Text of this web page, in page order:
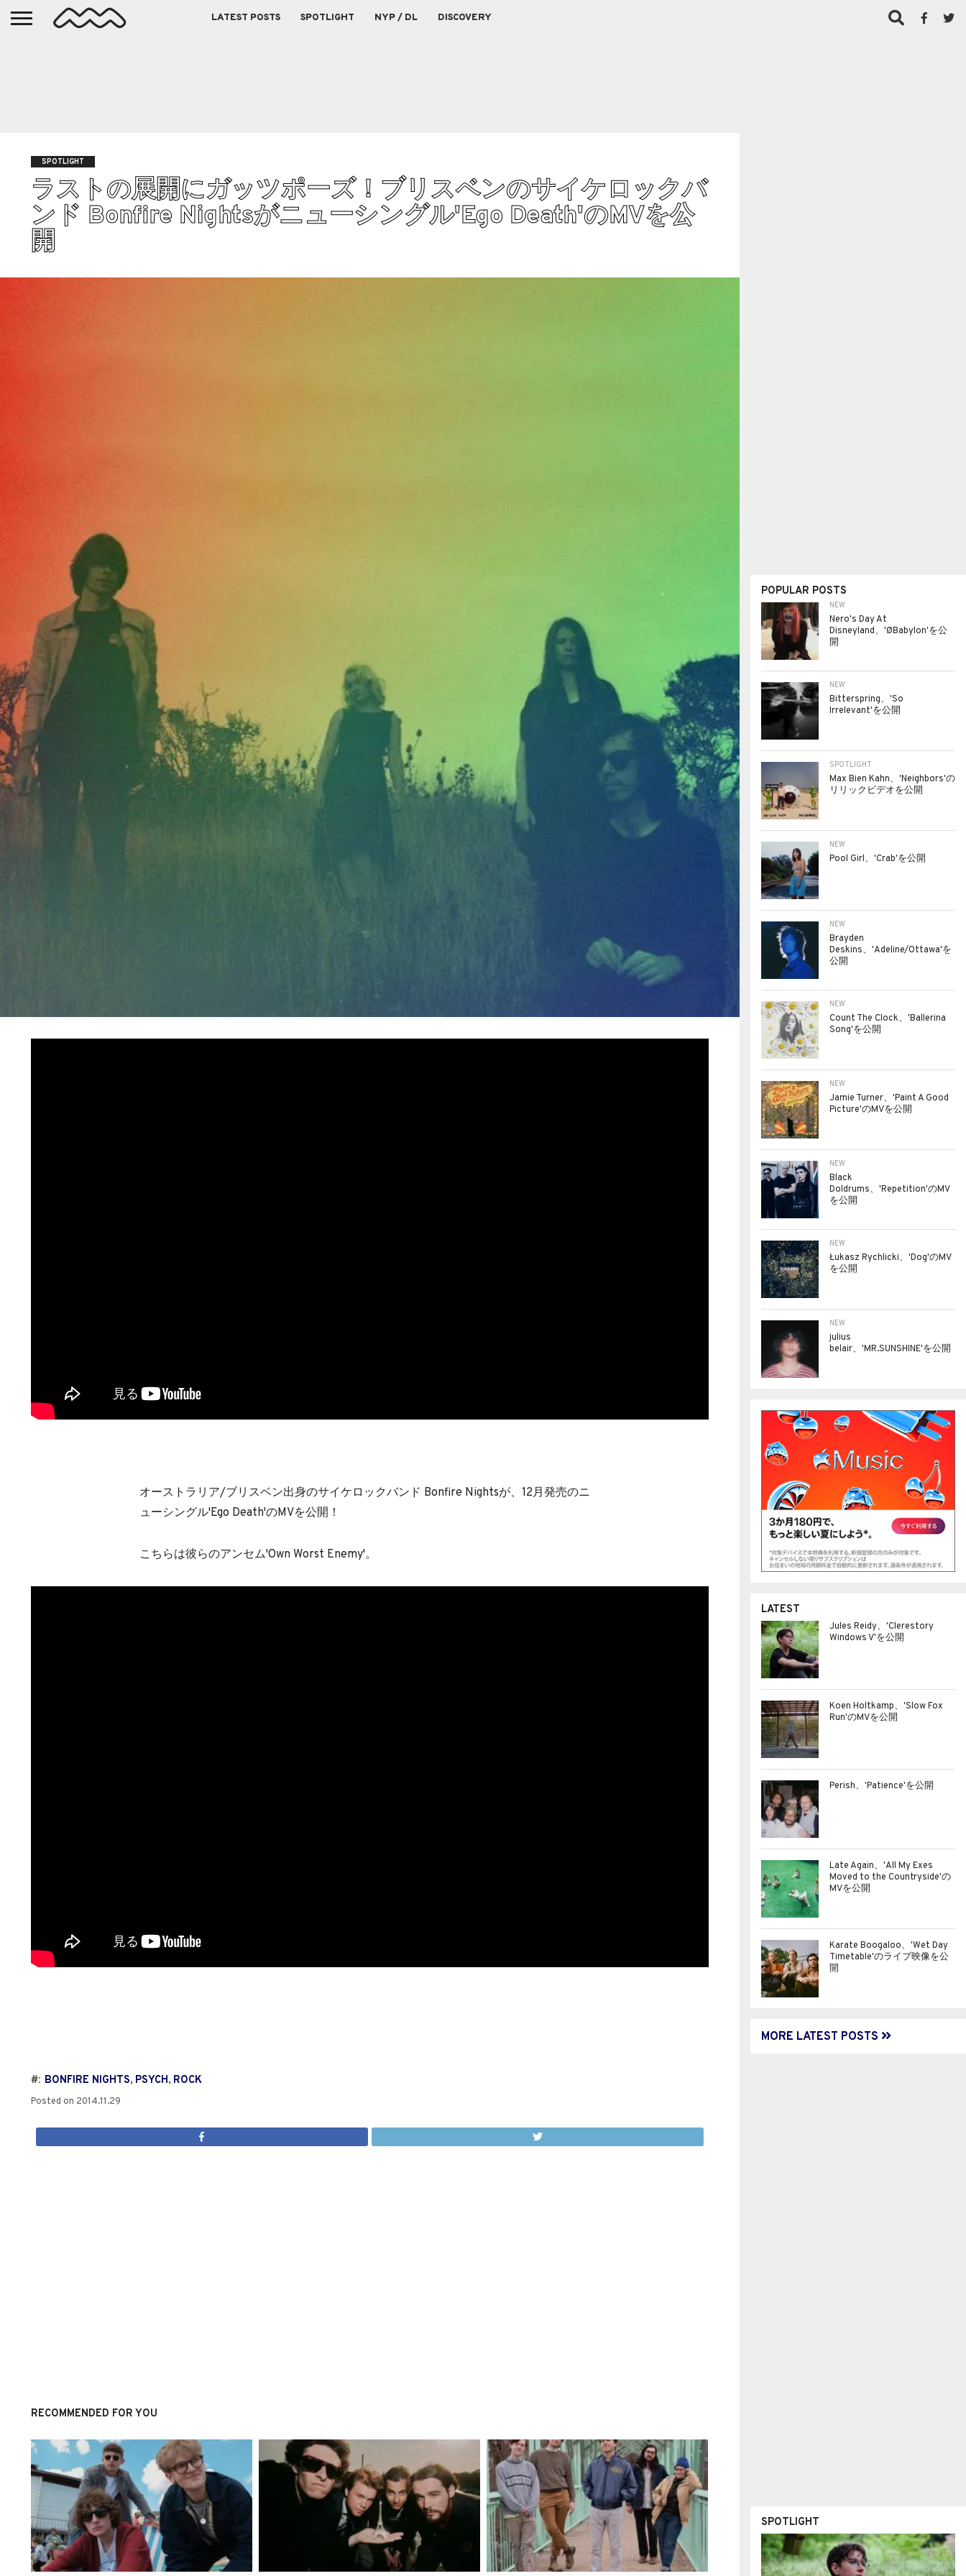
LATEST POSTS SPOTLIGHT NYP / DL DISCOVERY
SPOTLIGHT
ラストの展開にガッツポーズ！ブリスベンのサイケロックバ
ンド Bonfire Nightsがニューシングル'Ego Death'のMVを公
開
オーストラリア/ブリスベン出身のサイケロックバンド Bonfire Nightsが、12月発売のニ
ューシングル'Ego Death'のMVを公開！
こちらは彼らのアンセム'Own Worst Enemy'。
#: BONFIRE NIGHTS, PSYCH, ROCK
Posted on 2014.11.29
RECOMMENDED FOR YOU
POPULAR POSTS
NEW
Nero's Day At
Disneyland、'ØBabylon'を公
開
NEW
Bitterspring、'So
Irrelevant'を公開
SPOTLIGHT
Max Bien Kahn、'Neighbors'の
リリックビデオを公開
NEW
Pool Girl、'Crab'を公開
NEW
Brayden
Deskins、'Adeline/Ottawa'を
公開
NEW
Count The Clock、'Ballerina
Song'を公開
NEW
Jamie Turner、'Paint A Good
Picture'のMVを公開
NEW
Black
Doldrums、'Repetition'のMV
を公開
NEW
Łukasz Rychlicki、'Dog'のMV
を公開
NEW
julius
belair、'MR.SUNSHINE'を公開
LATEST
Jules Reidy、'Clerestory
Windows V'を公開
Koen Holtkamp、'Slow Fox
Run'のMVを公開
Perish、'Patience'を公開
Late Again、'All My Exes
Moved to the Countryside'の
MVを公開
Karate Boogaloo、'Wet Day
Timetable'のライブ映像を公
開
MORE LATEST POSTS
SPOTLIGHT